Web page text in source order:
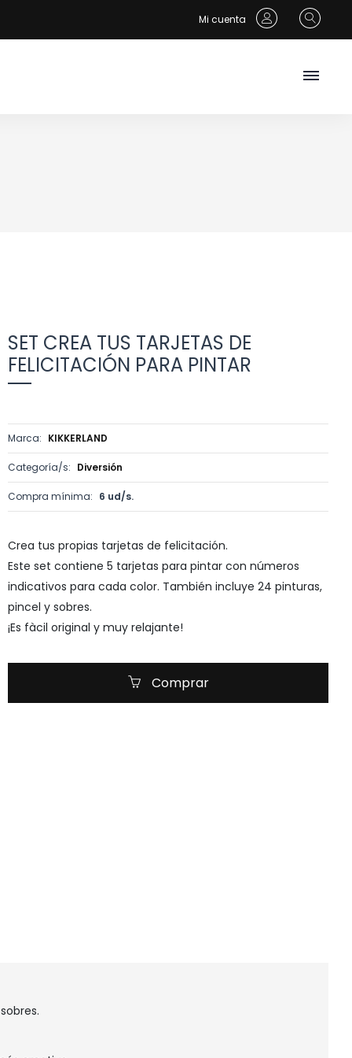
Mi cuenta
SET CREA TUS TARJETAS DE
FELICITACIÓN PARA PINTAR
Marca: KIKKERLAND
Categoría/s: Diversión
Compra mínima: 6 ud/s.
Crea tus propias tarjetas de felicitación.
Este set contiene 5 tarjetas para pintar con números
indicativos para cada color. También incluye 24 pinturas,
pincel y sobres.
¡Es fàcil original y muy relajante!
Comprar